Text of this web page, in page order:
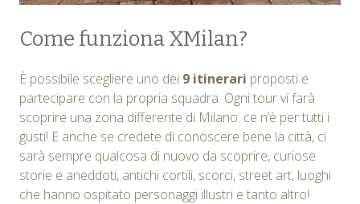
Come funziona XMilan?
È possibile scegliere uno dei 9 itinerari proposti e
partecipare con la propria squadra. Ogni tour vi farà
scoprire una zona differente di Milano: ce n’è per tutti i
gusti! E anche se credete di conoscere bene la città, ci
sarà sempre qualcosa di nuovo da scoprire, curiose
storie e aneddoti, antichi cortili, scorci, street art, luoghi
che hanno ospitato personaggi illustri e tanto altro!